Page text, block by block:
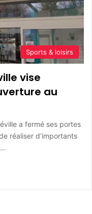
Sports & loisirs
vise
au
a fermé ses portes
réaliser d’importants